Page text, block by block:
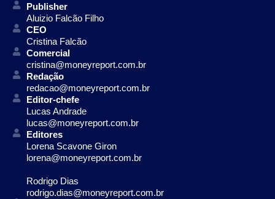
Publisher
Aluizio Falcão Filho
CEO
Cristina Falcão
Comercial
cristina@moneyreport.com.br
Redação
redacao@moneyreport.com.br
Editor-chefe
Lucas Andrade
lucas@moneyreport.com.br
Editores
Lorena Scavone Giron
lorena@moneyreport.com.br
Rodrigo Dias
rodrigo.dias@moneyreport.com.br